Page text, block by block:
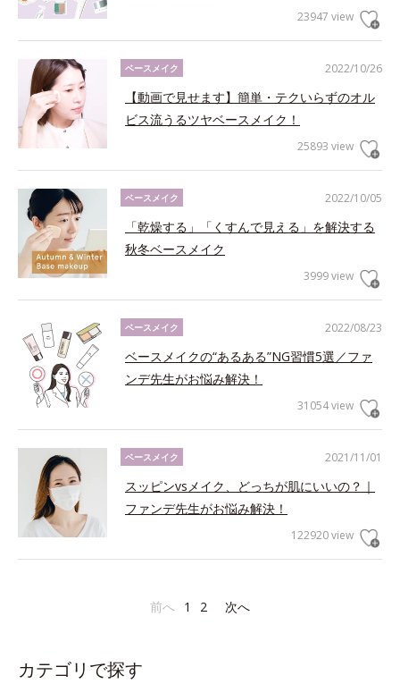
23947 view
2022/10/26
ベースメイク
【動画で見せます】簡単・テクいらずのオル
ビス流うるツヤベースメイク！
25893 view
2022/10/05
ベースメイク
「乾燥する」「くすんで見える」を解決する
秋冬ベースメイク
3999 view
2022/08/23
ベースメイク
ベースメイクの“あるある”NG習慣5選／ファ
ンデ先生がお悩み解決！
31054 view
2021/11/01
ベースメイク
スッピンvsメイク、どっちが肌にいいの？｜
ファンデ先生がお悩み解決！
122920 view
前へ 1 2 次へ
カテゴリで探す